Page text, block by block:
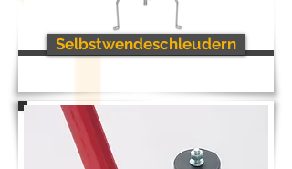
Selbstwendeschleudern